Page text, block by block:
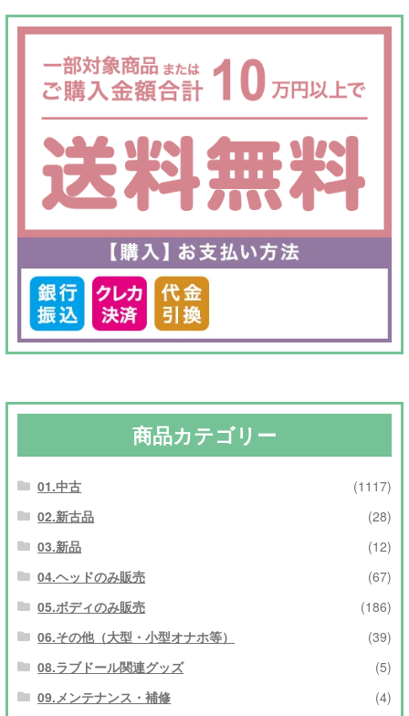
で
し
た。
¥38,000
で
す。
商品カテゴリー
01.中古
(1117)
02.新古品
(28)
03.新品
(12)
04.ヘッドのみ販売
(67)
05.ボディのみ販売
(186)
06.その他（大型・小型オナホ等）
(39)
08.ラブドール関連グッズ
(5)
09.メンテナンス・補修
(4)